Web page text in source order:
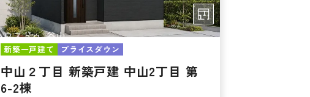
新築一戸建て プライスダウン
中山２丁目 新築戸建 中山2丁目 第
6-2棟